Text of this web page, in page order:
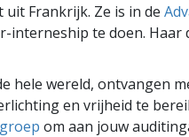
uit Frankrijk. Ze is in de
interneship te doen. Haar
hele wereld, ontvangen
en vrijheid te
om aan jouw